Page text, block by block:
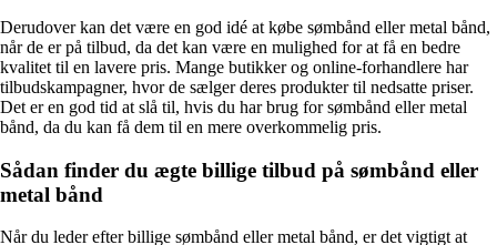
Derudover kan det være en god idé at købe sømbånd eller metal bånd,
når de er på tilbud, da det kan være en mulighed for at få en bedre
kvalitet til en lavere pris. Mange butikker og online-forhandlere har
tilbudskampagner, hvor de sælger deres produkter til nedsatte priser.
Det er en god tid at slå til, hvis du har brug for sømbånd eller metal
bånd, da du kan få dem til en mere overkommelig pris.
Sådan finder du ægte billige tilbud på sømbånd eller
metal bånd
Når du leder efter billige sømbånd eller metal bånd, er det vigtigt at